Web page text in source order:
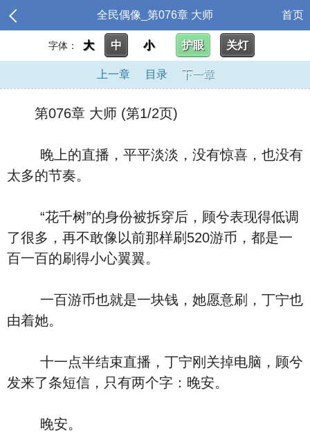
全民偶像_第076章 大师 首页
字体： 大 中 小 护眼 关灯
上一章 目录 下一章
第076章 大师 (第1/2页)
晚上的直播，平平淡淡，没有惊喜，也没有
太多的节奏。
“花千树”的身份被拆穿后，顾兮表现得低调
了很多，再不敢像以前那样刷520游币，都是一
百一百的刷得小心翼翼。
一百游币也就是一块钱，她愿意刷，丁宁也
由着她。
十一点半结束直播，丁宁刚关掉电脑，顾兮
发来了条短信，只有两个字：晚安。
晚安。